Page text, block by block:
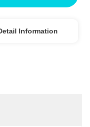
Detail Information